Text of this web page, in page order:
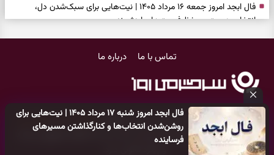
فال ابجد امروز شنبه ۱۷ مرداد ۱۴۰۵ | نیت‌هایی برای
روشن‌شدن انتخاب‌ها و کنارگذاشتن مسیرهای
فرساینده
فال ابجد امروز جمعه ۱۶ مرداد ۱۴۰۵ | نیت‌هایی برای سبک‌شدن دل،
انتخاب درست و حفظ فرصت‌های ارزشمند
شنیدن ندای درون و حرکت در زمان مناسب
دیدن ارزش مسیرهای آرام
وقتی همه راه‌ها بسته شد، این دعای گشایش را بخوانید؛ ذکر معتبر برای
آسان شدن فوری کارهای سخت
تماس با ما درباره ما
کلیه حقوق مادی و معنوی این سایت متعلق بهپایگاه خبری سرگرمی روز
می‌باشد و هر گونه کپی‌برداری توسط دیگر سایت‌ها
اکیدا ممنوع
می‌باشد